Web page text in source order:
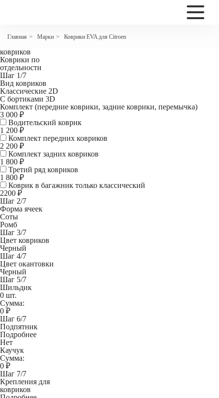
Главная > Марки > Коврики EVA для Citroen
Коврики EVA для Citroen C4 I
ковриков
Коврики по
отдельности
Шаг 1/7
Вид ковриков
Классические 2D
С бортиками 3D
Комплект (передние коврики, задние коврики, перемычка)
3 000 ₽
Водительский коврик
1 200 ₽
Комплект передних ковриков
2 200 ₽
Комплект задних ковриков
1 800 ₽
Третий ряд ковриков
1 800 ₽
Коврик в багажник только классический
2200 ₽
Шаг 2/7
Форма ячеек
Соты
Ромб
Шаг 3/7
Цвет ковриков
Черный
Шаг 4/7
Цвет окантовки
Черный
Шаг 5/7
Шильдик
0 шт.
Сумма:
0 ₽
Шаг 6/7
Подпятник
Подробнее
Нет
Каучук
Сумма:
0 ₽
Шаг 7/7
Крепления для
ковриков